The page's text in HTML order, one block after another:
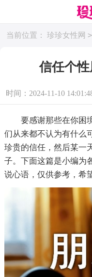
当前位置： 珍珍女性网 >
信任个
时间：2024-11-10
要感谢那些在你困境
们从来都不认为有什么
珍贵的信任，然后某一
子。下面这篇是小编为
说心语，仅供参考，希